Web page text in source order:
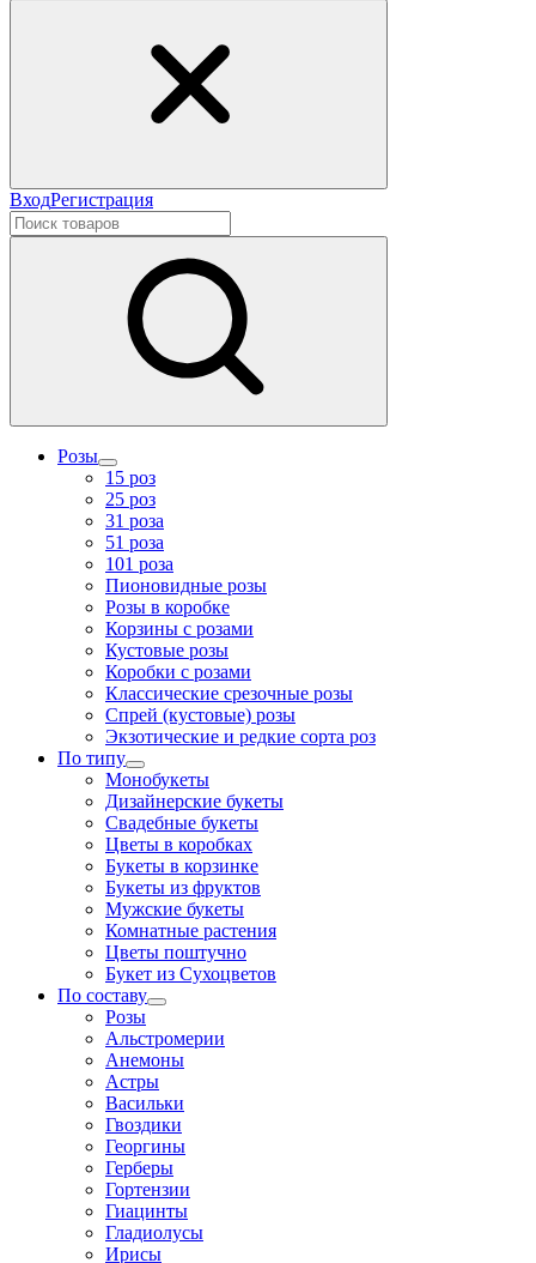
ВходРегистрация
Розы
15 роз
25 роз
31 роза
51 роза
101 роза
Пионовидные розы
Розы в коробке
Корзины с розами
Кустовые розы
Коробки с розами
Классические срезочные розы
Спрей (кустовые) розы
Экзотические и редкие сорта роз
По типу
Монобукеты
Дизайнерские букеты
Свадебные букеты
Цветы в коробках
Букеты в корзинке
Букеты из фруктов
Мужские букеты
Комнатные растения
Цветы поштучно
Букет из Сухоцветов
По составу
Розы
Альстромерии
Анемоны
Астры
Васильки
Гвоздики
Георгины
Герберы
Гортензии
Гиацинты
Гладиолусы
Ирисы